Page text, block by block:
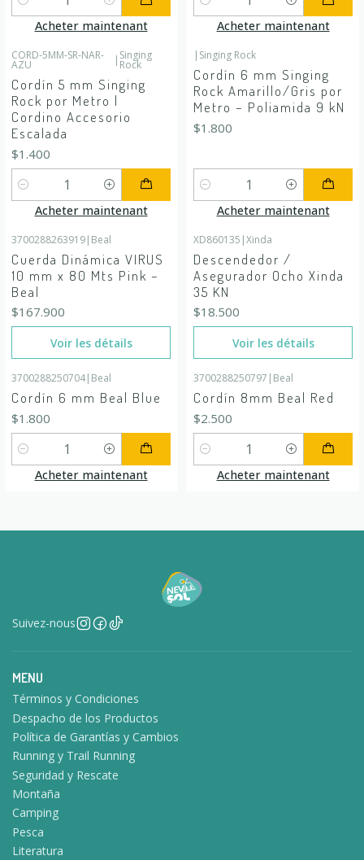
Quantité
Acheter maintenant
Quantité
Acheter maintenant
CORD-5MM-SR-NAR-
AZU | Singing
Rock
Cordín 5 mm Singing
Rock por Metro |
Cordino Accesorio
Escalada
$1.400
Quantité
Acheter maintenant
| Singing Rock
Cordín 6 mm Singing
Rock Amarillo/Gris por
Metro – Poliamida 9 kN
$1.800
Quantité
Acheter maintenant
En rupture de stock
3700288263919| Beal
Cuerda Dinámica VIRUS
10 mm x 80 Mts Pink –
Beal
$167.900
Voir les détails
En rupture de stock
XD860135 |Xinda
Descendedor /
Asegurador Ocho Xinda
35 KN
$18.500
Voir les détails
3700288250704| Beal
Cordín 6 mm Beal Blue
$1.800
Quantité
Acheter maintenant
3700288250797 | Beal
Cordín 8mm Beal Red
$2.500
Quantité
Acheter maintenant
Suivez-nous
MENU
Términos y Condiciones
Despacho de los Productos
Política de Garantías y Cambios
Running y Trail Running
Seguridad y Rescate
Montaña
Camping
Pesca
Literatura